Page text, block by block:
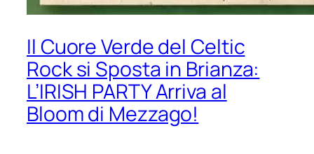
Il Cuore Verde del Celtic
Rock si Sposta in Brianza:
L’IRISH PARTY Arriva al
Bloom di Mezzago!